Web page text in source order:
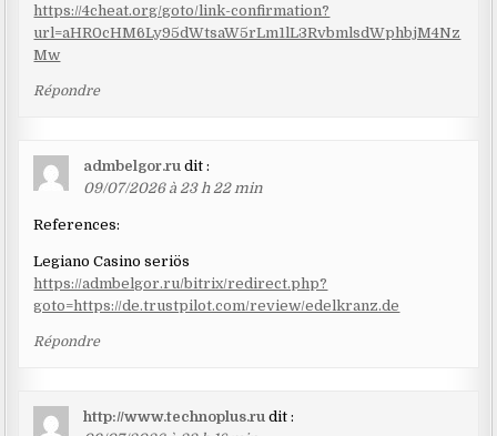
https://4cheat.org/goto/link-confirmation?
url=aHR0cHM6Ly95dWtsaW5rLm1lL3RvbmlsdWphbjM4Nz
Mw
Répondre
admbelgor.ru dit :
09/07/2026 à 23 h 22 min
References:
Legiano Casino seriös
https://admbelgor.ru/bitrix/redirect.php?
goto=https://de.trustpilot.com/review/edelkranz.de
Répondre
http://www.technoplus.ru dit :